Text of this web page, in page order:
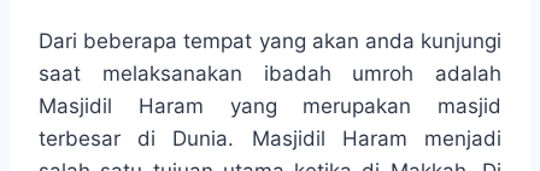
Dari beberapa tempat yang akan anda kunjungi
saat melaksanakan ibadah umroh adalah
Masjidil Haram yang merupakan masjid
terbesar di Dunia. Masjidil Haram menjadi